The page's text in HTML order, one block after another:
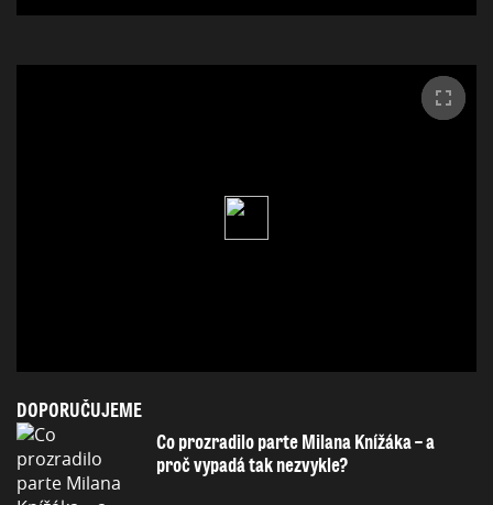
DOPORUČUJEME
Co prozradilo parte Milana Knížáka – a
proč vypadá tak nezvykle?